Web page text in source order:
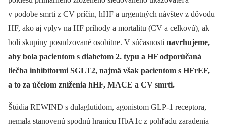
v podobe smrti z CV príčin, hHF a urgentných návštev z dôvodu
HF, ako aj vplyv na HF príhody a mortalitu (CV a celkovú), ak
boli skupiny posudzované osobitne. V súčasnosti navrhujeme,
aby bola pacientom s diabetom 2. typu a HF odporúčaná
liečba inhibítormi SGLT2, najmä však pacientom s HFrEF,
a to za účelom zníženia hHF, MACE a CV smrti.
Štúdia REWIND s dulaglutidom, agonistom GLP-1 receptora,
nemala stanovenú spodnú hranicu HbA1c z pohľadu zaradenia